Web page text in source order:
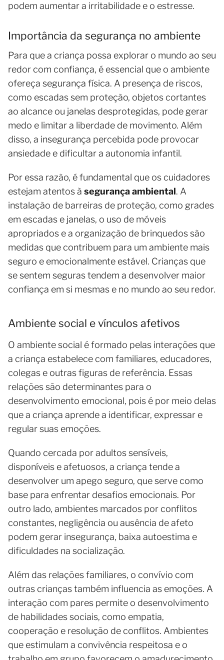
podem aumentar a irritabilidade e o estresse.
Importância da segurança no ambiente
Para que a criança possa explorar o mundo ao seu
redor com confiança, é essencial que o ambiente
ofereça segurança física. A presença de riscos,
como escadas sem proteção, objetos cortantes
ao alcance ou janelas desprotegidas, pode gerar
medo e limitar a liberdade de movimento. Além
disso, a insegurança percebida pode provocar
ansiedade e dificultar a autonomia infantil.
Por essa razão, é fundamental que os cuidadores
estejam atentos à segurança ambiental. A
instalação de barreiras de proteção, como grades
em escadas e janelas, o uso de móveis
apropriados e a organização de brinquedos são
medidas que contribuem para um ambiente mais
seguro e emocionalmente estável. Crianças que
se sentem seguras tendem a desenvolver maior
confiança em si mesmas e no mundo ao seu redor.
Ambiente social e vínculos afetivos
O ambiente social é formado pelas interações que
a criança estabelece com familiares, educadores,
colegas e outras figuras de referência. Essas
relações são determinantes para o
desenvolvimento emocional, pois é por meio delas
que a criança aprende a identificar, expressar e
regular suas emoções.
Quando cercada por adultos sensíveis,
disponíveis e afetuosos, a criança tende a
desenvolver um apego seguro, que serve como
base para enfrentar desafios emocionais. Por
outro lado, ambientes marcados por conflitos
constantes, negligência ou ausência de afeto
podem gerar insegurança, baixa autoestima e
dificuldades na socialização.
Além das relações familiares, o convívio com
outras crianças também influencia as emoções. A
interação com pares permite o desenvolvimento
de habilidades sociais, como empatia,
cooperação e resolução de conflitos. Ambientes
que estimulam a convivência respeitosa e o